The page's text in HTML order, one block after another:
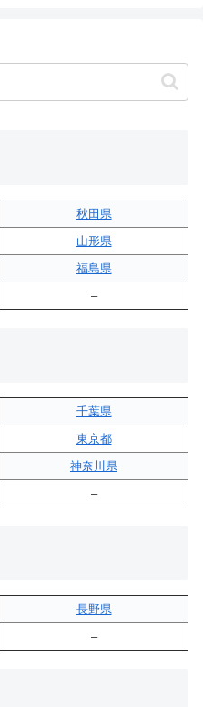
秋田県
山形県
福島県
–
千葉県
東京都
神奈川県
–
長野県
–